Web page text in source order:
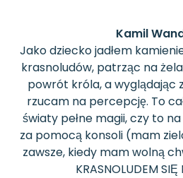
Kamil
Jako dziecko jadłem
krasnoludów, patrząc na
powrót króla, a wyglądając
rzucam na percepcję. To
światy pełne magii, czy to
za pomocą konsoli (mam
zawsze, kiedy mam wolną
KRASNOLUDEM SIĘ